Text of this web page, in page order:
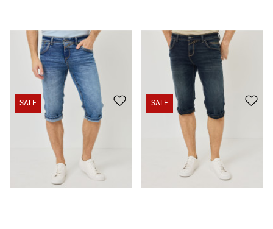
Jeans-Skater mit Kontrastnähten 49,99 € Jeans-Skater mit Kontrastnähten 49,99 € 29,99 €
SALE SALE